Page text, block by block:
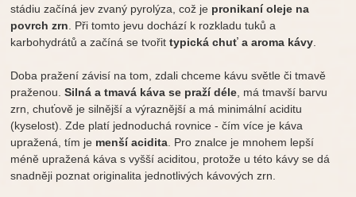
stádiu začíná jev zvaný pyrolýza, což je pronikaní oleje na
povrch zrn. Při tomto jevu dochází k rozkladu tuků a
karbohydrátů a začíná se tvořittypická chuť a aroma kávy.
Doba pražení závisí na tom, zdali chceme kávu světle či tmavě
praženou.Silná a tmavá káva se praží déle, má tmavší barvu
zrn, chuťově je silnější a výraznější a má minimální aciditu
(kyselost). Zde platí jednoduchá rovnice - čím více je káva
upražená, tím je menší acidita. Pro znalce je mnohem lepší
méně upražená káva s vyšší aciditou, protože u této kávy se dá
snadněji poznat originalita jednotlivých kávových zrn.